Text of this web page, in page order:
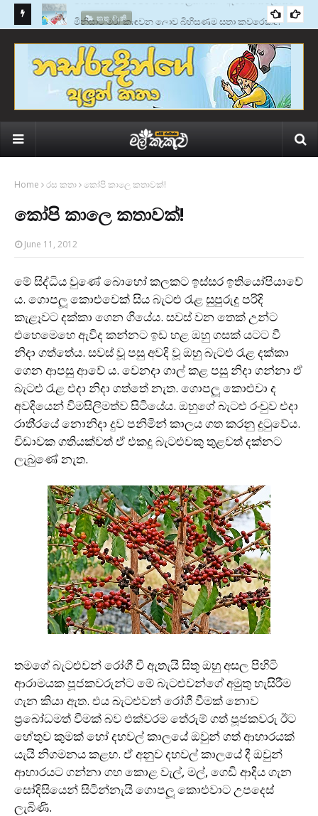
මිනිසාට මරු කැඳවන ලොව බිහිසුණුම සතා කවරෙක්ද?
කතු වැකි
Home රස කතා කෝපි කාලෙ කතාවක්!
කෝපි කාලෙ කතාවක්!
June 11, 2012
මේ සිද්ධිය වුණේ බොහෝ කලකට ඉස්සර ඉතියෝපියාවේ
ය. ගොපලූ කොළුවෙක් සිය බැටළු රැළ සුපුරුදු පරිදි
කැළෑවට දක්කා ගෙන ගියේය. සවස් වන තෙක් උන්ට
එහෙමෙහෙ ඇවිද කන්නට ඉඩ හළ ඔහු ගසක් යටට වී
නිදා ගත්තේය. සවස් වූ පසු අවදි වූ ඔහු බැටළු රැළ දක්කා
ගෙන ආපසු ආවේ ය. වෙනදා ගාල් කළ පසු නිදා ගන්නා ඒ
බැටළු රැළ එදා නිදා ගත්තේ නැත. ගොපලූ කොළුවා ද
අවදියෙන් විමසිලිමත්ව සිටියේය. ඔහුගේ බැටළු රංචුව එදා
රාති‍්‍රයේ නොනිදා දුව පනිමින් කාලය ගත කරනු දුටුවේය.
විඩාවක ගතියක්වත් ඒ එකදු බැටළුවකු තුළවත් දක්නට
ලැබුණේ නැත.
තමගේ බැටළුවන් රෝගී වී ඇතැයි සිතූ ඔහු අසල පිහිටි
ආරාමයක පූජකවරුන්ට මේ බැටළුවන්ගේ අමුතු හැසිරීම
ගැන කියා ඇත. එය බැටළුවන් රෝගී වීමක් නොව
ප‍්‍රබෝධමත් වීමක් බව එක්වරම තේරුම් ගත් පූජකවරු ඊට
හේතුව කුමක් හෝ දහවල් කාලයේ ඔවුන් ගත් ආහාරයක්
යැයි නිගමනය කළහ. ඒ අනුව දහවල් කාලයේ දී ඔවුන්
ආහාරයට ගන්නා ගහ කොළ වැල්, මල්, ගෙඩි ආදිය ගැන
සෝදිසියෙන් සිටින්නැයි ගොපලූ කොළුවාට උපදෙස්
ලැබිණි.